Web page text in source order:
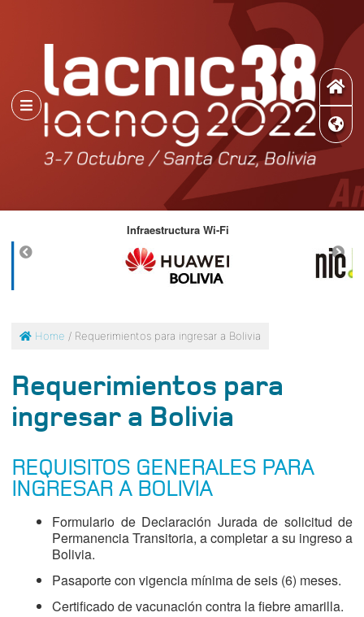
Infraestructura Wi-Fi
Home / Requerimientos para ingresar a Bolivia
Requerimientos para
ingresar a Bolivia
REQUISITOS GENERALES PARA
INGRESAR A BOLIVIA
Formulario de Declaración Jurada de solicitud de
Permanencia Transitoria, a completar a su ingreso a
Bolivia.
Pasaporte con vigencia mínima de seis (6) meses.
Certificado de vacunación contra la fiebre amarilla.